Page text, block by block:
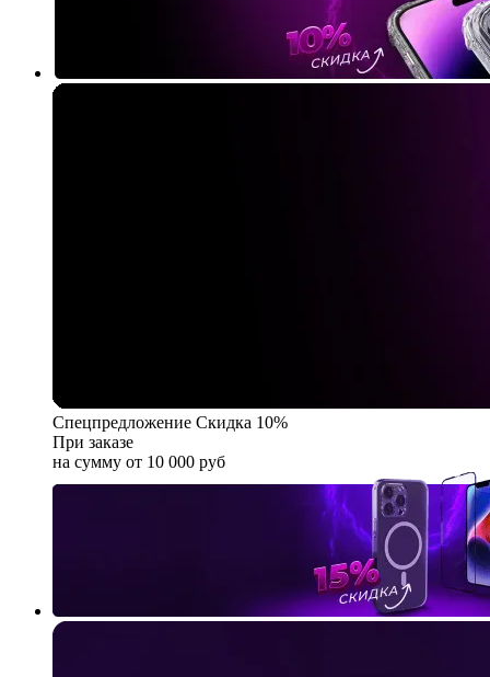
Спецпредложение Скидка 10%
При заказе
на сумму от 10 000 руб